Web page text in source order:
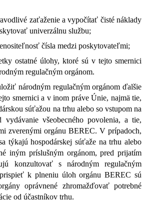
zaťaženie a vypočítať čisté náklady
univerzálnu službu;
čísla medzi poskytovateľmi;
ostatné úlohy, ktoré sú v tejto smernici
regulačným orgánom.
národným regulačným orgánom ďalšie
smernici a v inom práve Únie, najmä tie,
súťažou na trhu alebo so vstupom na
všeobecného povolenia, a tie,
zverenými orgánu BEREC. V prípadoch,
týkajú hospodárskej súťaže na trhu alebo
iným príslušným orgánom, pred prijatím
konzultovať s národným regulačným
k plneniu úloh orgánu BEREC sú
oprávnené zhromažďovať potrebné
od účastníkov trhu.